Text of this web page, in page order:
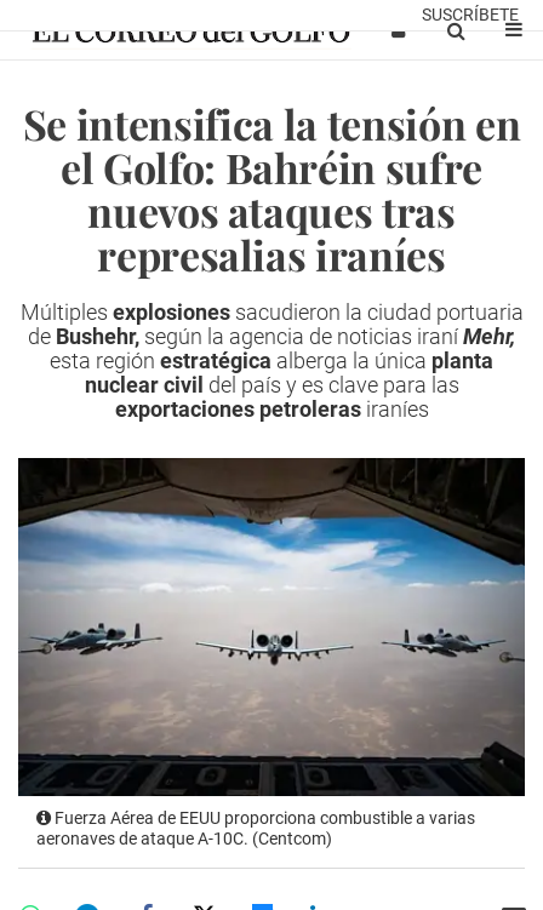
SUSCRÍBETE
Se intensifica la tensión en
el Golfo: Bahréin sufre
nuevos ataques tras
represalias iraníes
Múltiples explosionessacudieron la ciudad portuaria
de Bushehr, según la agencia de noticias iraníMehr,
esta región estratégica alberga la única planta
nuclear civil del país y es clave para las
exportaciones petrolerasiraníes
Fuerza Aérea de EEUU proporciona combustible a varias
aeronaves de ataque A-10C. (Centcom)